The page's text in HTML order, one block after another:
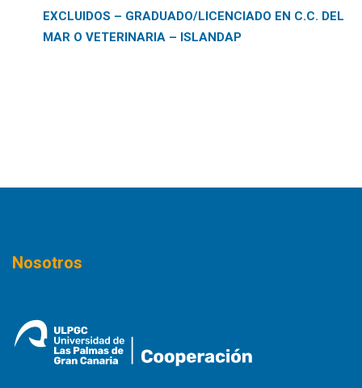
EXCLUIDOS – GRADUADO/LICENCIADO EN C.C. DEL
MAR O VETERINARIA – ISLANDAP
Nosotros